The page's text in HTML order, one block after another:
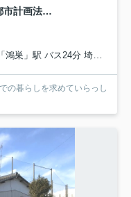
〈調整区域〉約226坪。建替え時に都市計画法43条1項建築許可が必要です。
ス24分 埼玉県鴻巣市「共和小学校（埼玉県）」 停歩6分
の暮らしを求めていらっし